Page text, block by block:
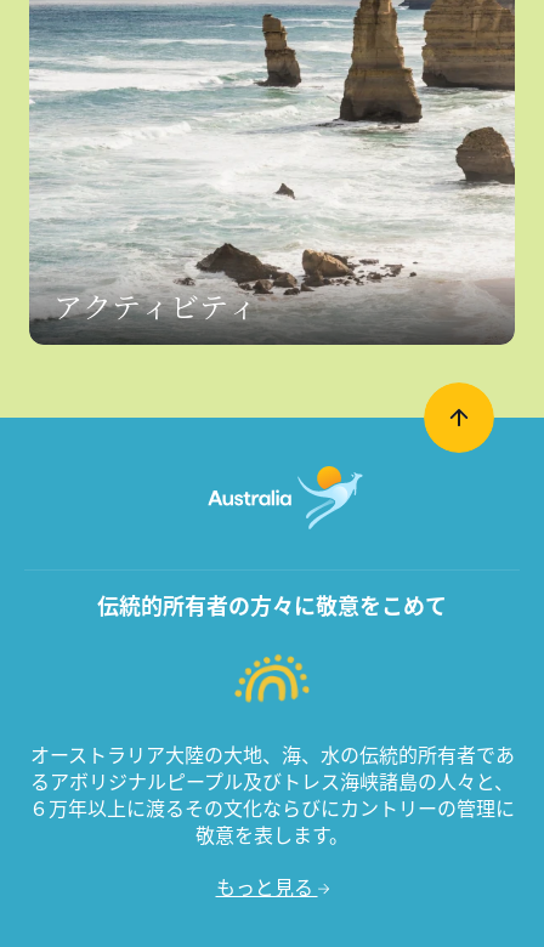
アクティビティ
伝統的所有者の方々に敬意をこめて
オーストラリア大陸の大地、海、水の伝統的所有者であ
るアボリジナルピープル及びトレス海峡諸島の人々と、
６万年以上に渡るその文化ならびにカントリーの管理に
敬意を表します。
もっと見る